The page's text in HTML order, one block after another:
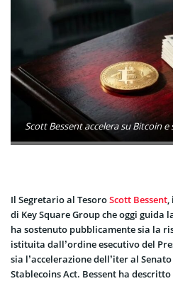
Il Segretario al TesoroScott Bessent,
di Key Square Group che oggi guida
ha sostenuto pubblicamente sia la
istituita dall’ordine esecutivo del
sia l’accelerazione dell’iter al
Stablecoins Act. Bessent ha